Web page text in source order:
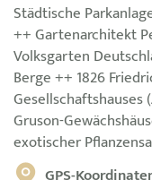
Städtische
++ Gartenarchitekt
Volksgarten
Berge ++ 1826
Gruson-
exotischer